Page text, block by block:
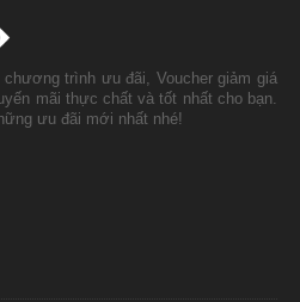
trình ưu đãi, Voucher giảm giá
mãi thực chất và tốt nhất cho bạn.
ưu đãi mới nhất nhé!